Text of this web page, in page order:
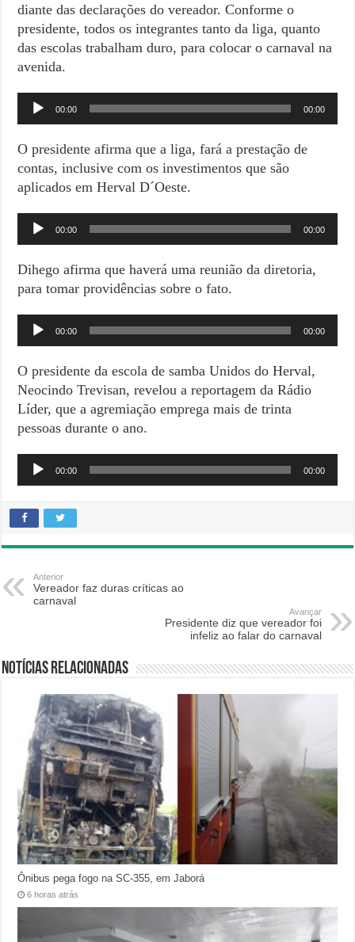
diante das declarações do vereador. Conforme o
presidente, todos os integrantes tanto da liga, quanto
das escolas trabalham duro, para colocar o carnaval na
avenida.
Tocador
00:00 00:00
O presidente afirma que a liga, fará a prestação de
contas, inclusive com os investimentos que são
aplicados em Herval D´Oeste.
Tocador
00:00 00:00
Dihego afirma que haverá uma reunião da diretoria,
para tomar providências sobre o fato.
Tocador
00:00 00:00
O presidente da escola de samba Unidos do Herval,
Neocindo Trevisan, revelou a reportagem da Rádio
Líder, que a agremiação emprega mais de trinta
pessoas durante o ano.
Tocador
00:00 00:00
Anterior
Vereador faz duras críticas ao
carnaval
Avançar
Presidente diz que vereador foi
infeliz ao falar do carnaval
Notícias relacionadas
Ônibus pega fogo na SC-355, em Jaborá
6 horas atrás